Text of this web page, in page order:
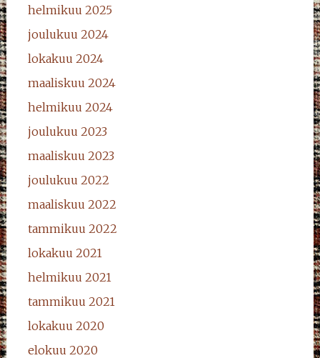
helmikuu 2025
joulukuu 2024
lokakuu 2024
maaliskuu 2024
helmikuu 2024
joulukuu 2023
maaliskuu 2023
joulukuu 2022
maaliskuu 2022
tammikuu 2022
lokakuu 2021
helmikuu 2021
tammikuu 2021
lokakuu 2020
elokuu 2020